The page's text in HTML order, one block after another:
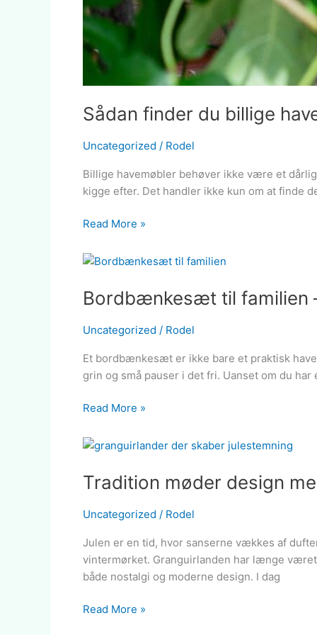
Sådan finder du billige
Uncategorized / Rodel
Billige havemøbler behøver ikke være et
kigge efter. Det handler ikke kun om at finde
Read More »
Bordbænkesæt til familien
Uncategorized / Rodel
Et bordbænkesæt er ikke bare et praktisk
grin og små pauser i det fri. Uanset om du
Bordbænkesæt
familien
samlingspunktet
haven
og
Read More »
Tradition møder design
Uncategorized / Rodel
Julen er en tid, hvor sanserne vækkes af
vintermørket. Granguirlanden har længe
både nostalgi og moderne design. I dag
Tradition
design
granguirlander
skaber
julestemning
Read More »